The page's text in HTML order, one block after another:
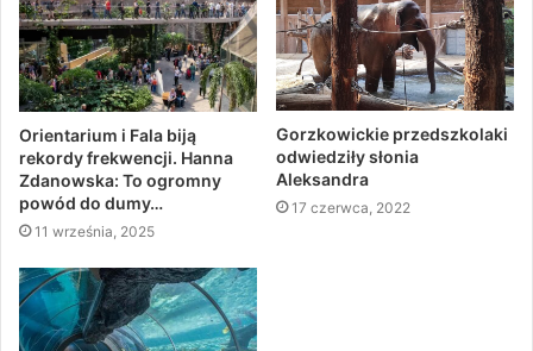
Orientarium i Fala biją
rekordy frekwencji. Hanna
Zdanowska: To ogromny
powód do dumy…
11 września, 2025
Gorzkowickie przedszkolaki
odwiedziły słonia
Aleksandra
17 czerwca, 2022